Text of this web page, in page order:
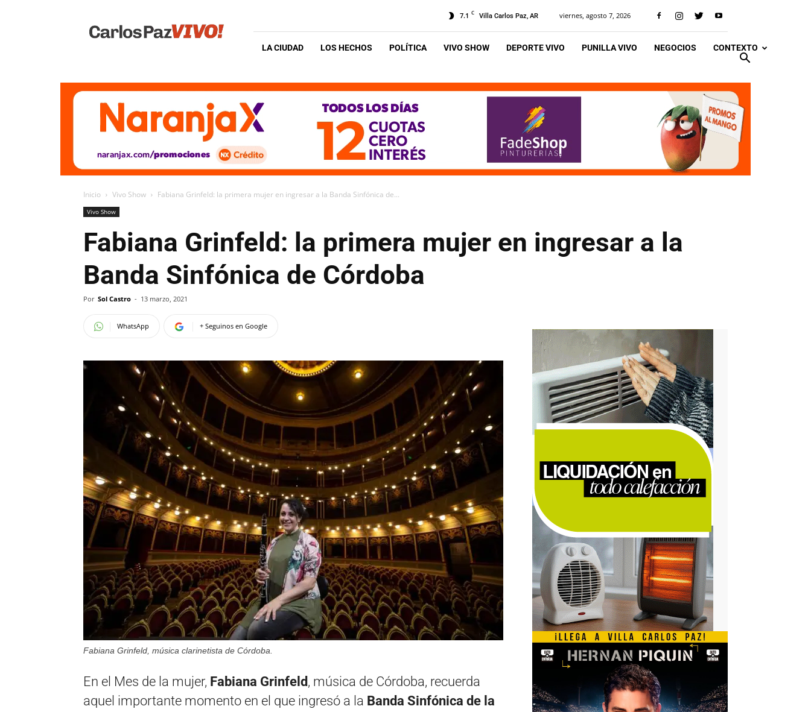
Vivo
7.1 C Villa Carlos Paz, AR viernes, agosto 7, 2026
LA CIUDAD LOS HECHOS POLÍTICA VIVO SHOW DEPORTE VIVO PUNILLA VIVO NEGOCIOS CONTEXTO
Inicio Vivo Show Fabiana Grinfeld: la primera mujer en ingresar a la Banda Sinfónica de...
Vivo Show
Fabiana Grinfeld: la primera mujer en ingresar a la
Banda Sinfónica de Córdoba
Por Sol Castro - 13 marzo, 2021
WhatsApp + Seguinos en Google
Fabiana Grinfeld, música clarinetista de Córdoba.
En el Mes de la mujer, Fabiana Grinfeld, música de Córdoba, recuerda
aquel importante momento en el que ingresó a la Banda Sinfónica de la